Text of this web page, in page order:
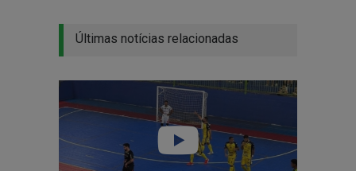
Últimas notícias relacionadas